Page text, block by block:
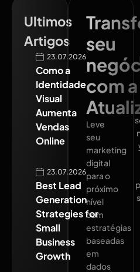
Ultimos
Artigos
23.07.2026
Como a
Identidade
Visual
Aumenta
Vendas
Online
23.07.2026
Best Lead
Generation
Strategies for
Small
Business
Growth
seu
com a
Leve
seu
marketing
digital
para o
próximo
nível
com
estratégias
baseadas
em
dados